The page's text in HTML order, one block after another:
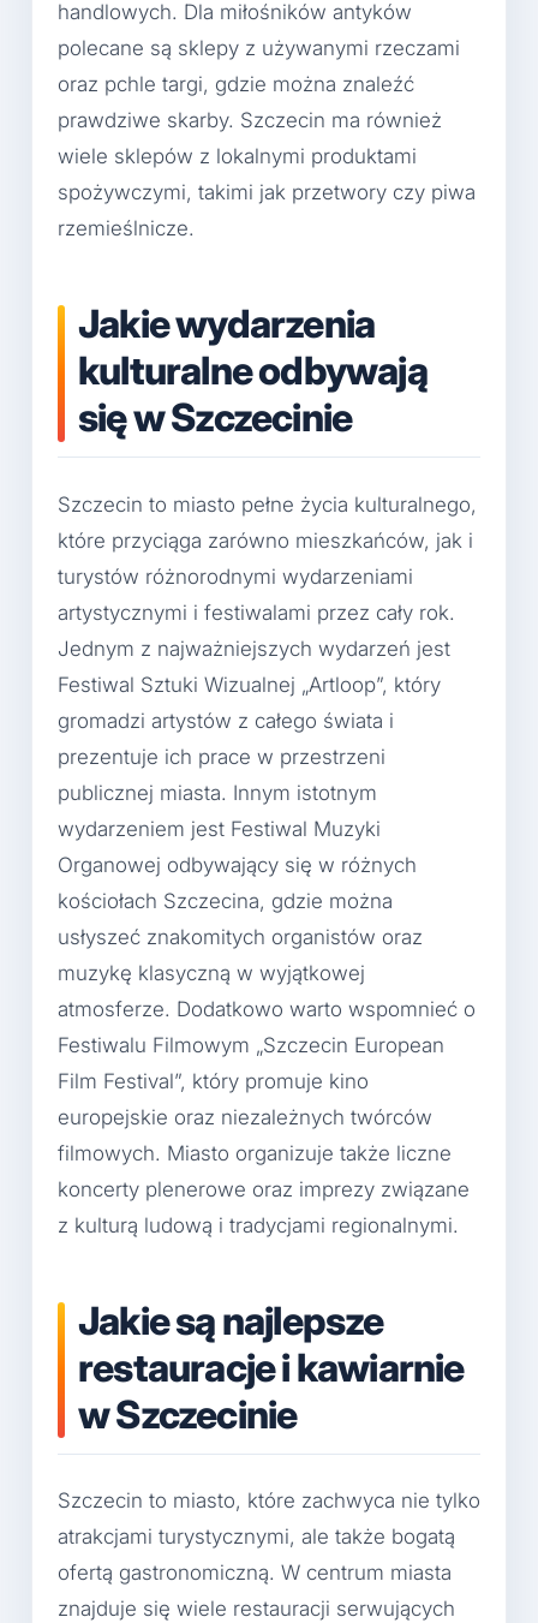
handlowych. Dla miłośników antyków
polecane są sklepy z używanymi rzeczami
oraz pchle targi, gdzie można znaleźć
prawdziwe skarby. Szczecin ma również
wiele sklepów z lokalnymi produktami
spożywczymi, takimi jak przetwory czy piwa
rzemieślnicze.
Jakie wydarzenia
kulturalne odbywają
się w Szczecinie
Szczecin to miasto pełne życia kulturalnego,
które przyciąga zarówno mieszkańców, jak i
turystów różnorodnymi wydarzeniami
artystycznymi i festiwalami przez cały rok.
Jednym z najważniejszych wydarzeń jest
Festiwal Sztuki Wizualnej „Artloop”, który
gromadzi artystów z całego świata i
prezentuje ich prace w przestrzeni
publicznej miasta. Innym istotnym
wydarzeniem jest Festiwal Muzyki
Organowej odbywający się w różnych
kościołach Szczecina, gdzie można
usłyszeć znakomitych organistów oraz
muzykę klasyczną w wyjątkowej
atmosferze. Dodatkowo warto wspomnieć o
Festiwalu Filmowym „Szczecin European
Film Festival”, który promuje kino
europejskie oraz niezależnych twórców
filmowych. Miasto organizuje także liczne
koncerty plenerowe oraz imprezy związane
z kulturą ludową i tradycjami regionalnymi.
Jakie są najlepsze
restauracje i kawiarnie
w Szczecinie
Szczecin to miasto, które zachwyca nie tylko
atrakcjami turystycznymi, ale także bogatą
ofertą gastronomiczną. W centrum miasta
znajduje się wiele restauracji serwujących